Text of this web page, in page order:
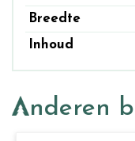
Breedte
Inhoud
Anderen